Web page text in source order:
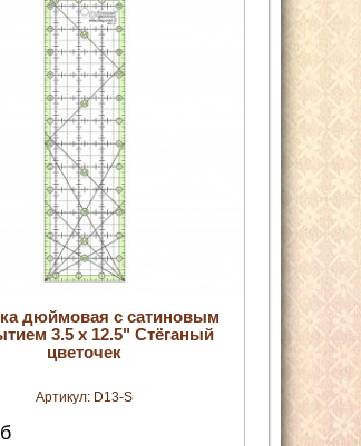
увеличить
дюймовая с сатиновым
3.5 х 12.5" Стёганый
цветочек
Артикул: D13-S